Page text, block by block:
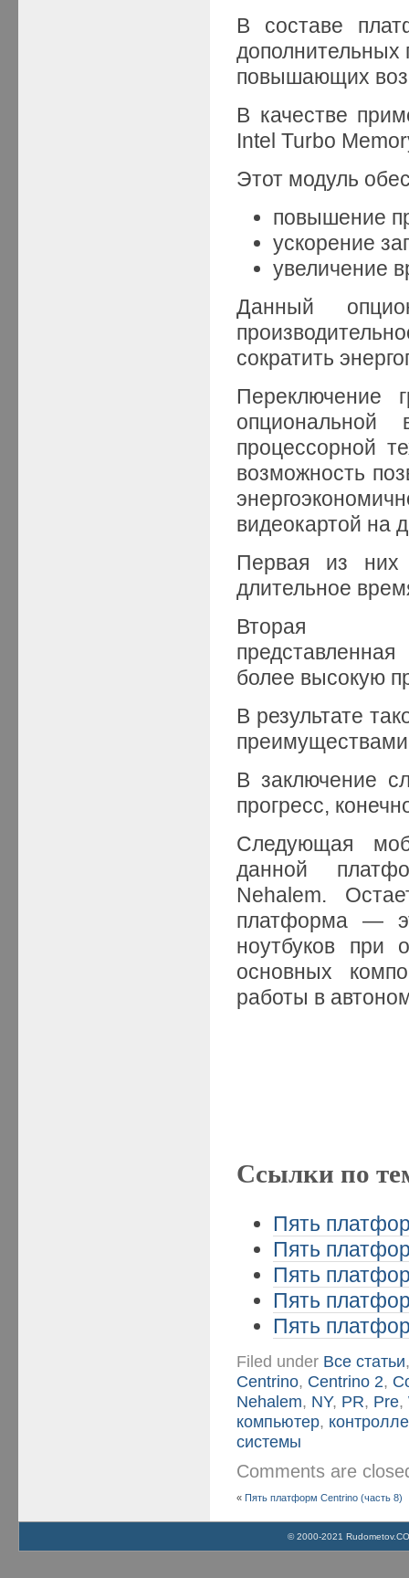
В составе
дополнительных
повышающих
В качестве
Intel Turbo
Этот модуль
повышение
ускорение
увеличение
Данный
сократить
Переключение
процессорной
возможность
видеокартой на
Первая из них
длительное
Вторая
более высокую
В результате
преимуществами
В заключение
прогресс,
Следующая
данной
Nehalem.
платформа —
ноутбуков при
основных
работы в
Ссылки по
Пять
Пять
Пять
Пять
Пять
Filed under Все статьи
Centrino, Centrino 2,
Nehalem, NY, PR, Pre,
компьютер,
системы
Comments are
«Пять платформ Centrino (часть 8)
© 2000-2021